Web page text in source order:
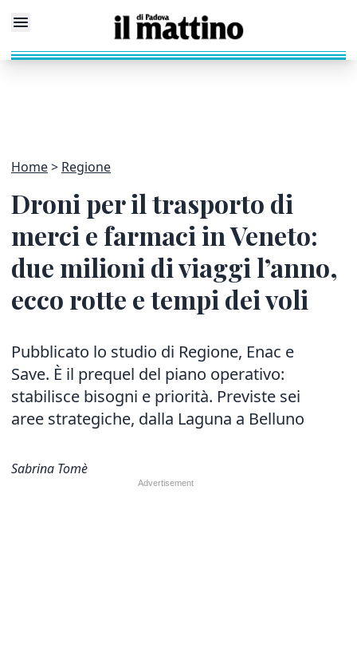
Home Regione
Droni per il trasporto di
merci e farmaci in Veneto:
due milioni di viaggi l’anno,
ecco rotte e tempi dei voli
Pubblicato lo studio di Regione, Enac e
Save. È il prequel del piano operativo:
stabilisce bisogni e priorità. Previste sei
aree strategiche, dalla Laguna a Belluno
Sabrina Tomè